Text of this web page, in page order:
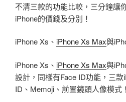
不清三款的功能比較，三分鐘讓
iPhone的價錢及分別！
iPhone Xs、 iPhone Xs Max與
iPhone Xs、 iPhone Xs Max與
設計，同樣有Face ID功能，三
ID、Memoji、前置鏡頭人像模式！